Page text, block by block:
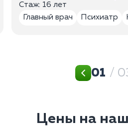
Стаж: 16 лет
Главный врач
Психиатр
01 /
Цены на